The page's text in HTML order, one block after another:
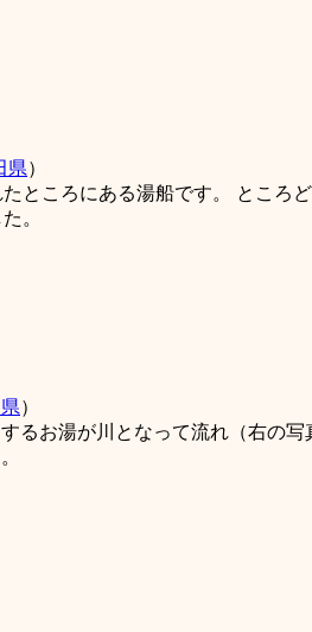
県）
ところにある湯船です。 ところ
。
）
るお湯が川となって流れ（右の